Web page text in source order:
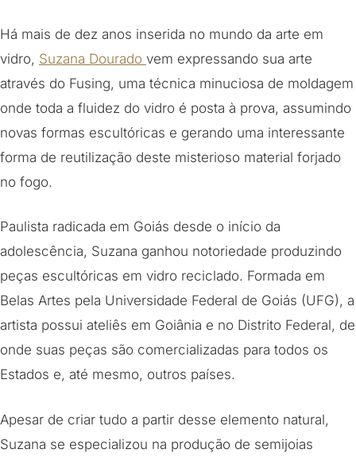
Há mais de dez anos inserida no mundo da arte em
vidro, Suzana Dourado vem expressando sua arte
através do Fusing, uma técnica minuciosa de moldagem
onde toda a fluidez do vidro é posta à prova, assumindo
novas formas escultóricas e gerando uma interessante
forma de reutilização deste misterioso material forjado
no fogo.
Paulista radicada em Goiás desde o início da
adolescência, Suzana ganhou notoriedade produzindo
peças escultóricas em vidro reciclado. Formada em
Belas Artes pela Universidade Federal de Goiás (UFG), a
artista possui ateliês em Goiânia e no Distrito Federal, de
onde suas peças são comercializadas para todos os
Estados e, até mesmo, outros países.
Apesar de criar tudo a partir desse elemento natural,
Suzana se especializou na produção de semijoias